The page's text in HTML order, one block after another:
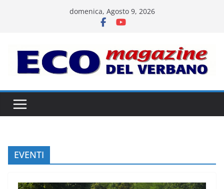
domenica, Agosto 9, 2026
EVENTI